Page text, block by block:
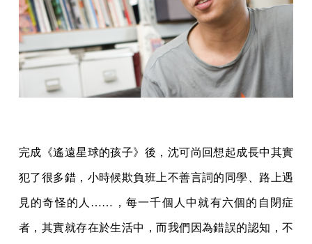
完成《遙遠星球的孩子》後，沈可尚回想起成長中其實
犯了很多錯，小時候欺負班上不善言詞的同學、路上遇
見的奇怪的人……，每一千個人中就有六個的自閉症
者，其實就存在於生活中，而我們因為錯誤的認知，不